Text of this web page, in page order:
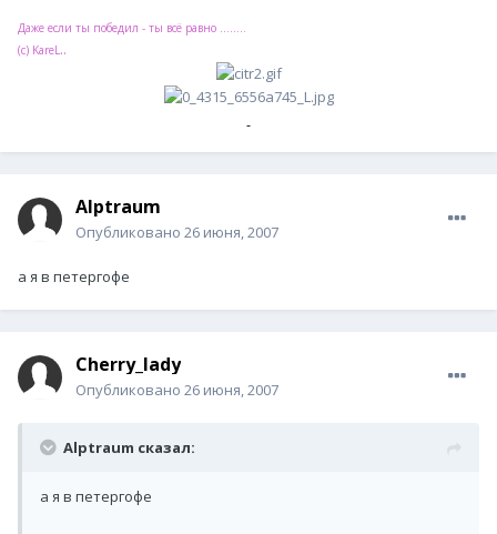
Даже если ты победил - ты всё равно ........
(с) KareL..
Alptraum
Опубликовано 26 июня, 2007
а я в петергофе
Cherry_lady
Опубликовано 26 июня, 2007
Alptraum сказал:
а я в петергофе